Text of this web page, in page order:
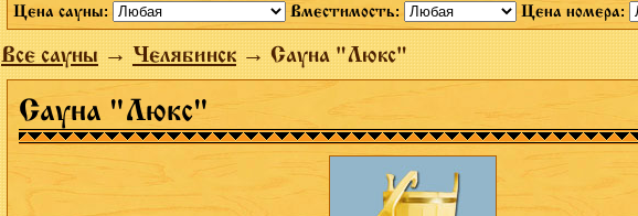
Цена сауны:
Вместимость: Цена номера:
Все сауны→Челябинск→ Сауна "Люкс"
Сауна "Люкс"